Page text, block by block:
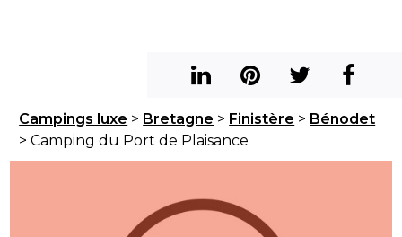
Campings luxe > Bretagne > Finistère > Bénodet
> Camping du Port de Plaisance